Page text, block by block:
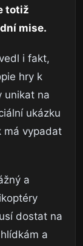
totiž
mise.
i fakt,
hry k
unikat na
ukázku
má vypadat
a
dostat na
a